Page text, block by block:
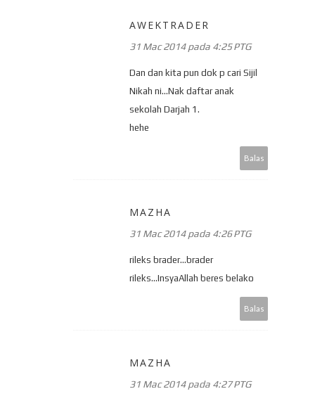
AWEKTRADER
31 Mac 2014 pada 4:25 PTG
Dan dan kita pun dok p cari Sijil
Nikah ni...Nak daftar anak
sekolah Darjah 1.
hehe
Balas
MAZHA
31 Mac 2014 pada 4:26 PTG
rileks brader...brader
rileks...InsyaAllah beres belako
Balas
MAZHA
31 Mac 2014 pada 4:27 PTG